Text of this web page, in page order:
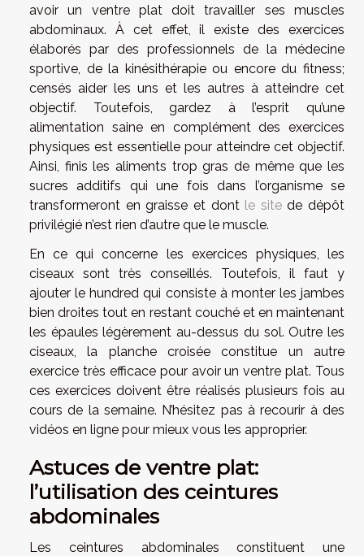
avoir un ventre plat doit travailler ses muscles
abdominaux. À cet effet, il existe des exercices
élaborés par des professionnels de la médecine
sportive, de la kinésithérapie ou encore du fitness;
censés aider les uns et les autres à atteindre cet
objectif. Toutefois, gardez à l’esprit qu’une
alimentation saine en complément des exercices
physiques est essentielle pour atteindre cet objectif.
Ainsi, finis les aliments trop gras de même que les
sucres additifs qui une fois dans l’organisme se
transformeront en graisse et dont le sitede dépôt
privilégié n’est rien d’autre que le muscle.
En ce qui concerne les exercices physiques, les
ciseaux sont très conseillés. Toutefois, il faut y
ajouter le hundred qui consiste à monter les jambes
bien droites tout en restant couché et en maintenant
les épaules légèrement au-dessus du sol. Outre les
ciseaux, la planche croisée constitue un autre
exercice très efficace pour avoir un ventre plat. Tous
ces exercices doivent être réalisés plusieurs fois au
cours de la semaine. N’hésitez pas à recourir à des
vidéos en ligne pour mieux vous les approprier.
Astuces de ventre plat:
l’utilisation des ceintures
abdominales
Les ceintures abdominales constituent une